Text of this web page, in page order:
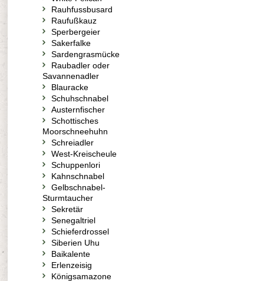
Rauhfussbusard
Raufußkauz
Sperbergeier
Sakerfalke
Sardengrasmücke
Raubadler oder
Savannenadler
Blauracke
Schuhschnabel
Austernfischer
Schottisches
Moorschneehuhn
Schreiadler
West-Kreischeule
Schuppenlori
Kahnschnabel
Gelbschnabel-
Sturmtaucher
Sekretär
Senegaltriel
Schieferdrossel
Siberien Uhu
Baikalente
Erlenzeisig
Königsamazone